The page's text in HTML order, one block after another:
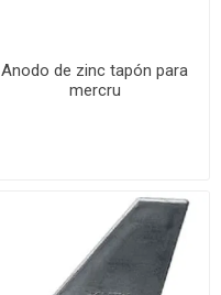
Anodo de zinc tapón para
mercru